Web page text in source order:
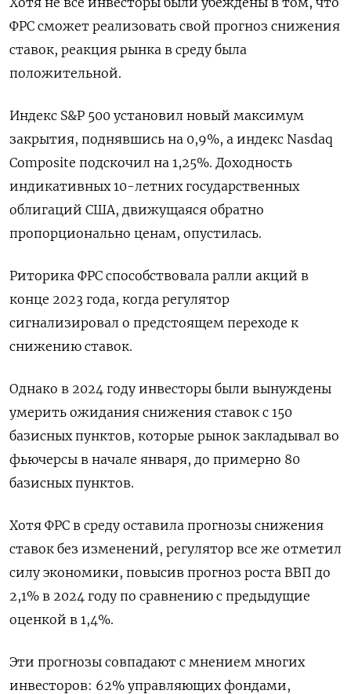
ФРС сможет реализовать свой прогноз снижения
ставок, реакция рынка в среду была
положительной.
Индекс S&P 500 установил новый максимум
закрытия, поднявшись на 0,9%, а индекс Nasdaq
Composite подскочил на 1,25%. Доходность
индикативных 10-летних государственных
облигаций США, движущаяся обратно
пропорционально ценам, опустилась.
Риторика ФРС способствовала ралли акций в
конце 2023 года, когда регулятор
сигнализировал о предстоящем переходе к
снижению ставок.
Однако в 2024 году инвесторы были вынуждены
умерить ожидания снижения ставок с 150
базисных пунктов, которые рынок закладывал во
фьючерсы в начале января, до примерно 80
базисных пунктов.
Хотя ФРС в среду оставила прогнозы снижения
ставок без изменений, регулятор все же отметил
силу экономики, повысив прогноз роста ВВП до
2,1% в 2024 году по сравнению с предыдущие
оценкой в 1,4%.
Эти прогнозы совпадают с мнением многих
инвесторов: 62% управляющих фондами,